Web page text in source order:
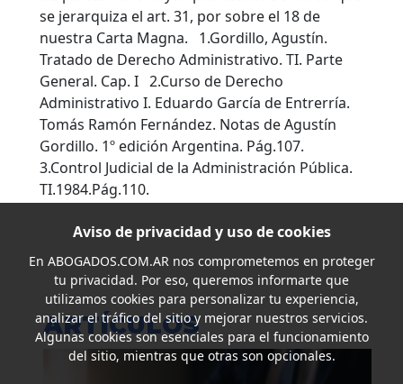
ARTÍCULOS
Aviso de privacidad y uso de cookies
En ABOGADOS.COM.ARnos comprometemos en proteger
tu privacidad. Por eso, queremos informarte que
utilizamos cookies para personalizar tu experiencia,
analizar el tráfico del sitio y mejorar nuestros servicios.
Algunas cookies son esenciales para el funcionamiento
del sitio, mientras que otras son opcionales.